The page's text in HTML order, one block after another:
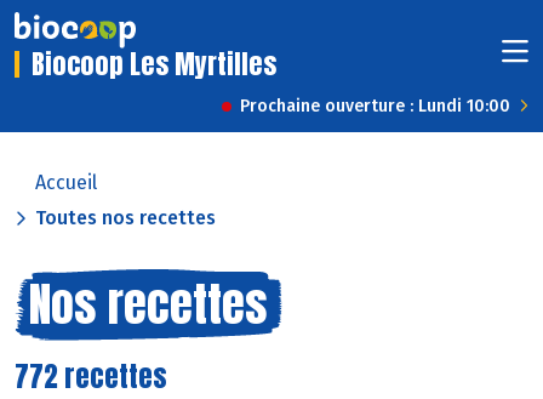
Biocoop Les Myrtilles
Prochaine ouverture : Lundi 10:00
Accueil
Toutes nos recettes
Nos recettes
772 recettes